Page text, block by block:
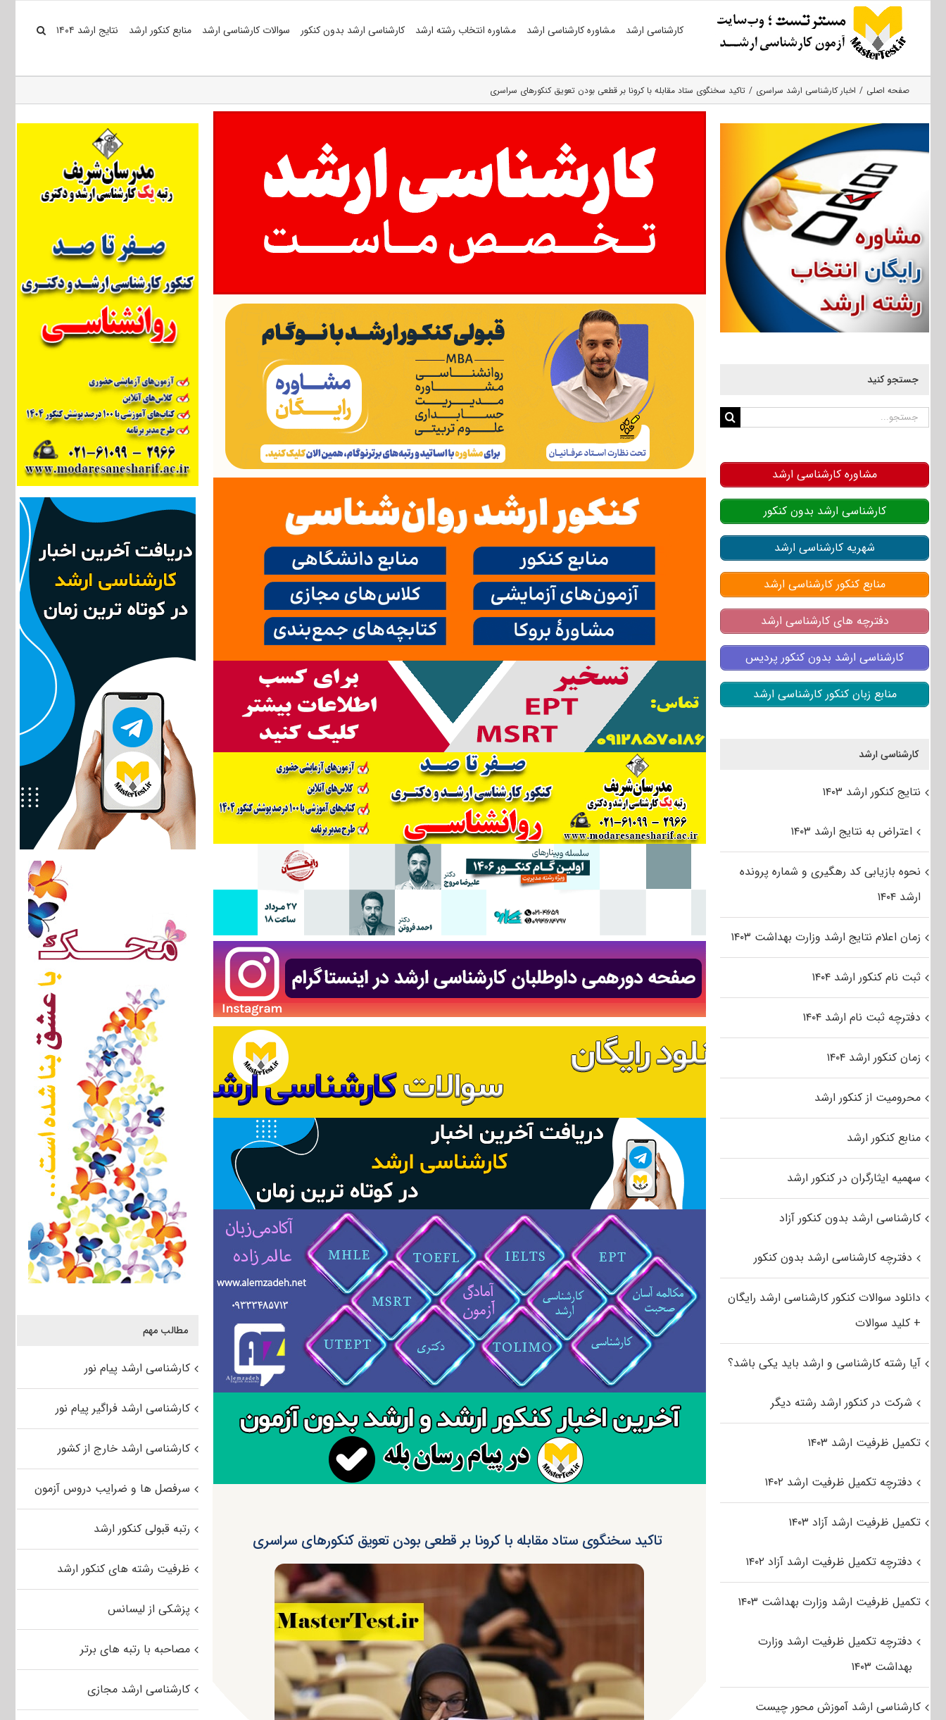
کارشناسی ارشد مشاوره کارشناسی ارشد مشاوره انتخاب رشته ارشد کارشناسی ارشد بدون کنکور سوالات کارشناسی ارشد منابع کنکور ارشد نتایج ارشد ۱۴۰۴
صفحه اصلی اخبار کارشناسی ارشد سراسری تاکید سخنگوی ستاد مقابله با کرونا بر قطعی بودن تعویق کنکورهای سراسری
تاکید سخنگوی ستاد مقابله با کرونا بر قطعی بودن تعویق کنکورهای سراسری
مطالب مهم
کارشناسی ارشد پیام نور
کارشناسی ارشد فراگیر پیام نور
کارشناسی ارشد خارج از کشور
سرفصل ها و ضرایب دروس آزمون
رتبه قبولی کنکور ارشد
ظرفیت رشته های کنکور ارشد
پزشکی از لیسانس
مصاحبه با رتبه های برتر
کارشناسی ارشد مجازی
جستجو کنید
جستجو
مشاوره کارشناسی ارشد
کارشناسی ارشد بدون کنکور
شهریه کارشناسی ارشد
منابع کنکور کارشناسی ارشد
دفترچه های کارشناسی ارشد
کارشناسی ارشد بدون کنکور پردیس
منابع زبان کنکور کارشناسی ارشد
کارشناسی ارشد
نتایج کنکور ارشد ۱۴۰۳
اعتراض به نتایج ارشد ۱۴۰۳
نحوه بازیابی کد رهگیری و شماره پرونده
ارشد ۱۴۰۴
زمان اعلام نتایج ارشد وزارت بهداشت ۱۴۰۳
ثبت نام کنکور ارشد ۱۴۰۴
دفترچه ثبت نام ارشد ۱۴۰۴
زمان کنکور ارشد ۱۴۰۴
محرومیت از کنکور ارشد
منابع کنکور ارشد
سهمیه ایثارگران در کنکور ارشد
کارشناسی ارشد بدون کنکور آزاد
دفترچه کارشناسی ارشد بدون کنکور
دانلود سوالات کنکور کارشناسی ارشد رایگان
+ کلید سوالات
آیا رشته کارشناسی و ارشد باید یکی باشد؟
شرکت در کنکور ارشد رشته دیگر
تکمیل ظرفیت ارشد ۱۴۰۳
دفترچه تکمیل ظرفیت ارشد ۱۴۰۲
تکمیل ظرفیت ارشد آزاد ۱۴۰۳
دفترچه تکمیل ظرفیت ارشد آزاد ۱۴۰۲
تکمیل ظرفیت ارشد وزارت بهداشت ۱۴۰۳
دفترچه تکمیل ظرفیت ارشد وزارت
بهداشت ۱۴۰۳
کارشناسی ارشد آموزش محور چیست